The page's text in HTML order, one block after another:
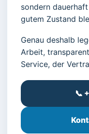
sondern
gutem Zustand
Genau deshalb
Arbeit,
Service, der
📞